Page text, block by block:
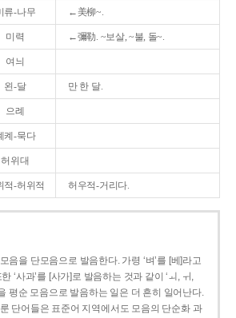
류-나무 ←美柳~.
미력 ←彌勒. ~보살, ~불, 돌~.
여늬
왼-달 만 한 달.
으례
켸-묵다
허위대
적-허위적 허우적-거리다.
음을 단모음으로 발음한다. 가령 ‘벼’를 [베]라고
‘사과’를 [사가]로 발음하는 것과 같이 ‘ㅚ, ㅟ,
평순 모음으로 발음하는 일은 더 흔히 일어난다.
단어들은 표준어 지역에서도 모음의 단순화 과